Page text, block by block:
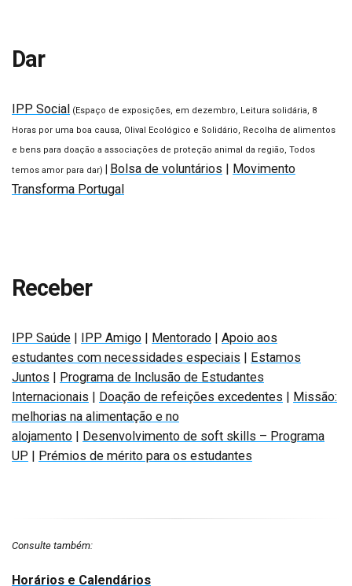
Dar
IPP Social
(Espaço de exposições, em dezembro, Leitura solidária, 8
Horas por uma boa causa, Olival Ecológico e Solidário, Recolha de alimentos
e bens para doação a associações de proteção animal da região, Todos
temos amor para dar)
Bolsa de voluntários
Movimento
Transforma Portugal
Receber
IPP Saúde IPP Amigo Mentorado
Apoio aos
estudantes com necessidades especiais
Estamos
Juntos
Programa de Inclusão de Estudantes
Internacionais
Doação de refeições excedentes
Missão:
melhorias na alimentação e no
alojamento
Desenvolvimento de soft skills – Programa
UP
Prémios de mérito para os estudantes
Consulte também:
Horários e Calendários